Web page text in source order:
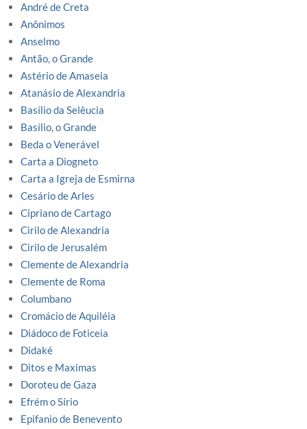
André de Creta
Anônimos
Anselmo
Antão, o Grande
Astério de Amaseia
Atanásio de Alexandria
Basílio da Selêucia
Basílio, o Grande
Beda o Venerável
Carta a Diogneto
Carta a Igreja de Esmirna
Cesário de Arles
Cipriano de Cartago
Cirilo de Alexandria
Cirilo de Jerusalém
Clemente de Alexandria
Clemente de Roma
Columbano
Cromácio de Aquiléia
Diádoco de Foticeia
Didaké
Ditos e Maximas
Doroteu de Gaza
Efrém o Sírio
Epifanio de Benevento